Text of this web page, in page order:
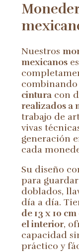
Nuestros
mexicanos
cintura con
realizados a
trabajo de
vivas
generación
cada
Su diseño
para
doblados,
día a día.
de 13 x 10
el interior,
capacidad
práctico y